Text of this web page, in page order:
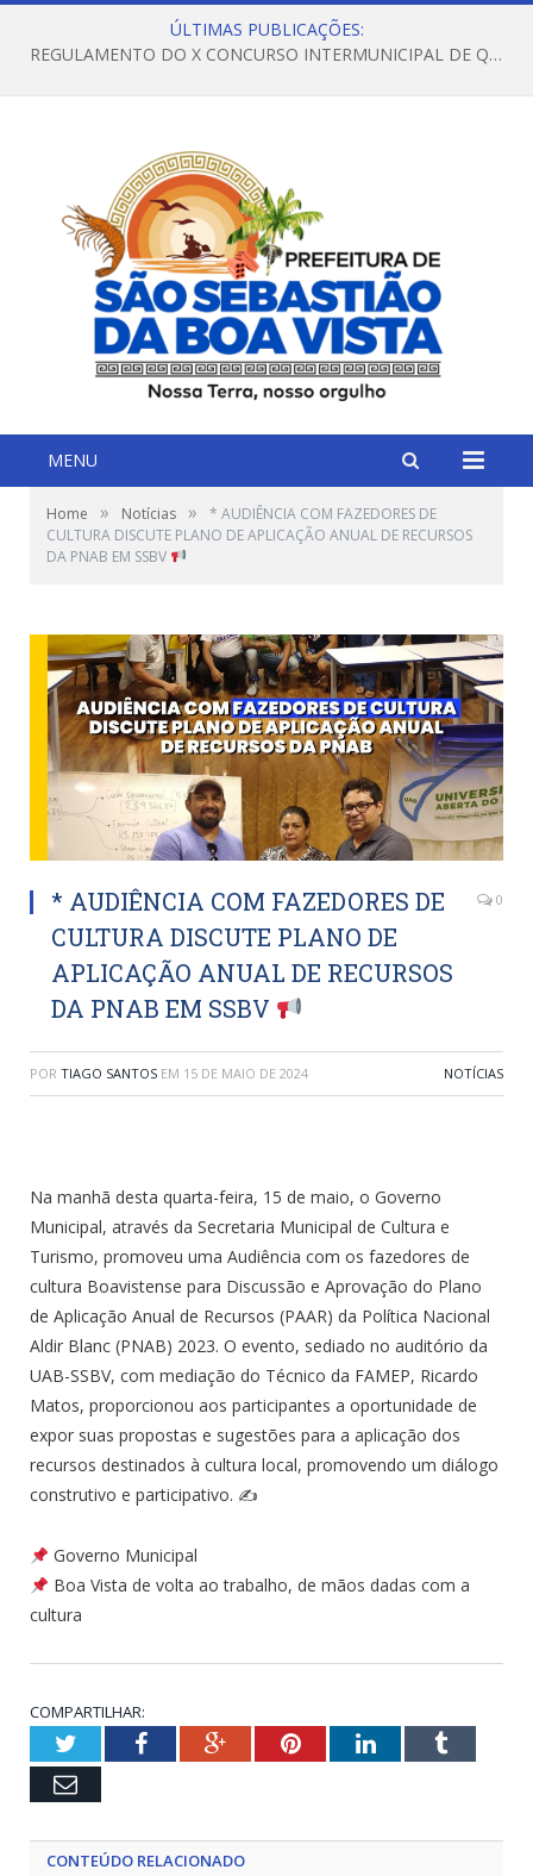
ÚLTIMAS PUBLICAÇÕES:
REGULAMENTO DO X CONCURSO INTERMUNICIPAL DE QUADRILHAS JUNINAS – 2026 – ARRAIÁ DA VENEZA
MENU
Home » Notícias »
* AUDIÊNCIA COM FAZEDORES DE
CULTURA DISCUTE PLANO DE APLICAÇÃO ANUAL DE RECURSOS
DA PNAB EM SSBV
* AUDIÊNCIA COM FAZEDORES DE
CULTURA DISCUTE PLANO DE
APLICAÇÃO ANUAL DE RECURSOS
DA PNAB EM SSBV
0
POR TIAGO SANTOS EM 15 DE MAIO DE 2024 NOTÍCIAS
Na manhã desta quarta-feira, 15 de maio, o Governo
Municipal, através da Secretaria Municipal de Cultura e
Turismo, promoveu uma Audiência com os fazedores de
cultura Boavistense para Discussão e Aprovação do Plano
de Aplicação Anual de Recursos (PAAR) da Política Nacional
Aldir Blanc (PNAB) 2023. O evento, sediado no auditório da
UAB-SSBV, com mediação do Técnico da FAMEP, Ricardo
Matos, proporcionou aos participantes a oportunidade de
expor suas propostas e sugestões para a aplicação dos
recursos destinados à cultura local, promovendo um diálogo
construtivo e participativo. ✍
Governo Municipal
Boa Vista de volta ao trabalho, de mãos dadas com a
cultura
COMPARTILHAR:
TwitterFacebookGoogle+PinterestLinkedInTumblr
Email
CONTEÚDO RELACIONADO